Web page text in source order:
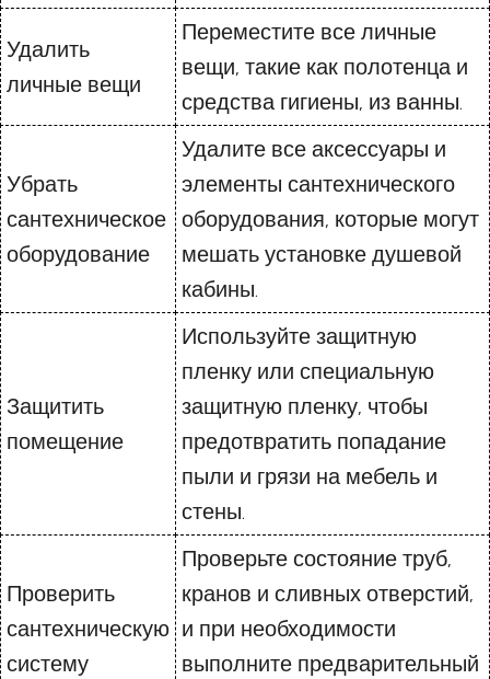
Удалить
личные вещи
Переместите все личные
вещи, такие как полотенца и
средства гигиены, из ванны.
Убрать
сантехническое
оборудование
Удалите все аксессуары и
элементы сантехнического
оборудования, которые могут
мешать установке душевой
кабины.
Защитить
помещение
Используйте защитную
пленку или специальную
защитную пленку, чтобы
предотвратить попадание
пыли и грязи на мебель и
стены.
Проверить
сантехническую
систему
Проверьте состояние труб,
кранов и сливных отверстий,
и при необходимости
выполните предварительный